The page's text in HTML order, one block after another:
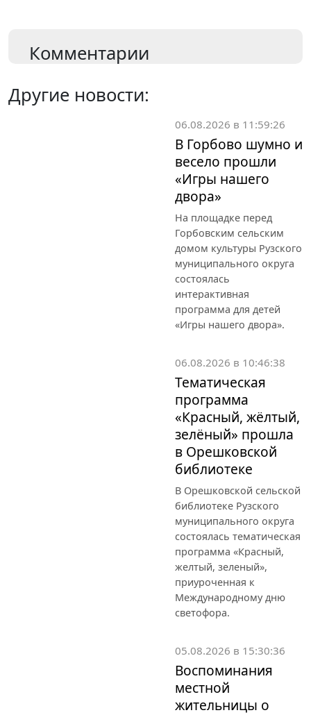
Комментарии
Другие новости:
06.08.2026 в 11:59:26
В Горбово шумно и
весело прошли
«Игры нашего
двора»
На площадке перед
Горбовским сельским
домом культуры Рузского
муниципального округа
состоялась
интерактивная
программа для детей
«Игры нашего двора».
06.08.2026 в 10:46:38
Тематическая
программа
«Красный, жёлтый,
зелёный» прошла
в Орешковской
библиотеке
В Орешковской сельской
библиотеке Рузского
муниципального округа
состоялась тематическая
программа «Красный,
желтый, зеленый»,
приуроченная к
Международному дню
светофора.
05.08.2026 в 15:30:36
Воспоминания
местной
жительницы о